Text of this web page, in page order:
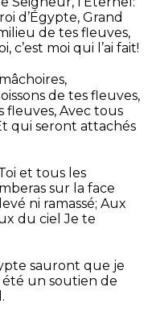
d’Égypte, Grand
de tes fleuves,
c’est moi qui l’ai fait!
de tes fleuves,
fleuves, Avec tous
qui seront attachés
et tous les
sur la face
ni ramassé; Aux
du cielJe te
sauront que je
été un soutien de